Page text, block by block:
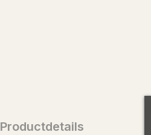
Productdetails